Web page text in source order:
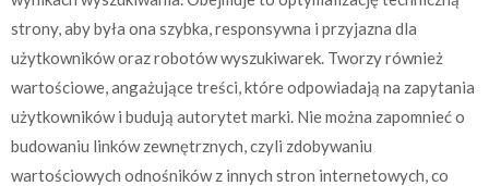
strony, aby była ona szybka, responsywna i przyjazna dla
użytkowników oraz robotów wyszukiwarek. Tworzy również
wartościowe, angażujące treści, które odpowiadają na zapytania
użytkowników i budują autorytet marki. Nie można zapomnieć o
budowaniu linków zewnętrznych, czyli zdobywaniu
wartościowych odnośników z innych stron internetowych, co